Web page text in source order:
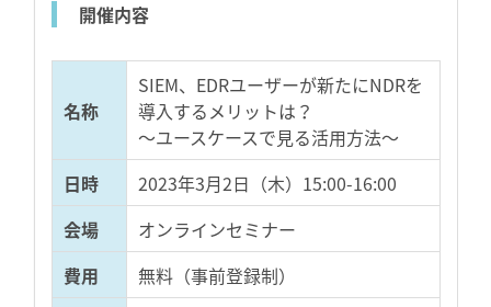
開催内容
名称
SIEM、EDRユーザーが新たにNDRを
導入するメリットは？
～ユースケースで見る活用方法～
日時
2023年3月2日（木）15:00-16:00
会場
オンラインセミナー
費用
無料（事前登録制）